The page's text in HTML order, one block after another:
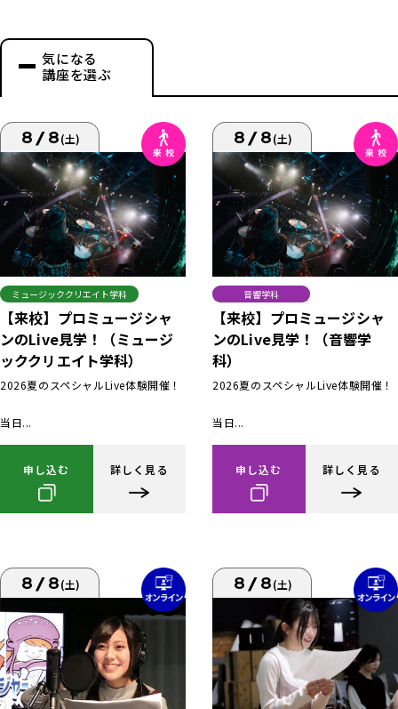
気になる
講座を選ぶ
8/8(土)
ミュージッククリエイト学科
【来校】プロミュージシャ
ンのLive見学！（ミュージ
ッククリエイト学科）
2026夏のスペシャルLive体験開催！
当日...
申し込む 詳しく見る
8/8(土)
音響学科
【来校】プロミュージシャ
ンのLive見学！（音響学
科）
2026夏のスペシャルLive体験開催！
当日...
申し込む 詳しく見る
8/8(土) 8/8(土)